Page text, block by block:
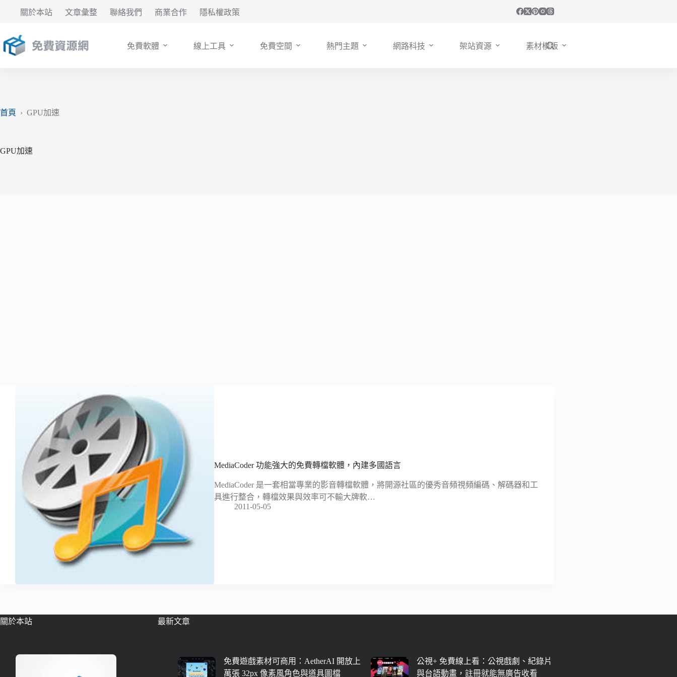
要
內
關於本站 文章彙整 聯絡我們 商業合作 隱私權政策
免費軟體 線上工具 免費空間 熱門主題 網路科技 架站資源 素材模版
首頁 › GPU加速
GPU加速
MediaCoder 功能強大的免費轉檔軟體，內建多國語言
MediaCoder 是一套相當專業的影音轉檔軟體，將開源社區的優秀音頻視頻編碼、解碼器和工
具進行整合，轉檔效果與效率可不輸大牌軟…
2011-05-05
關於本站 最新文章
免費遊戲素材可商用：AetherAI 開放上
萬張 32px 像素風角色與道具圖檔
公視+ 免費線上看：公視戲劇、紀錄片
與台語動畫，註冊就能無廣告收看